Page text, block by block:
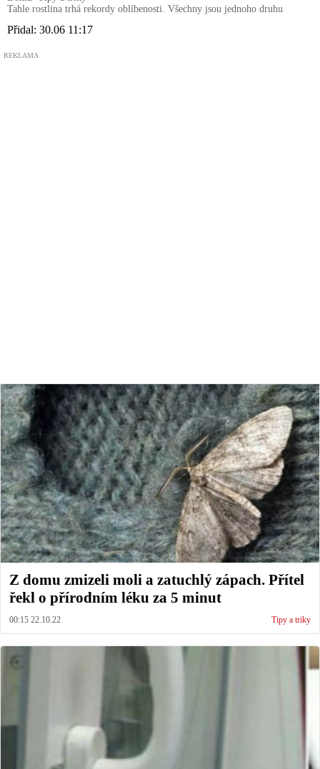
Tahle rostlina trhá rekordy oblíbenosti. Všechny jsou jednoho druhu
Přidal: 30.06 11:17
REKLAMA
Z domu zmizeli moli a zatuchlý zápach. Přítel
řekl o přírodním léku za 5 minut
00:15 22.10.22 Tipy a triky